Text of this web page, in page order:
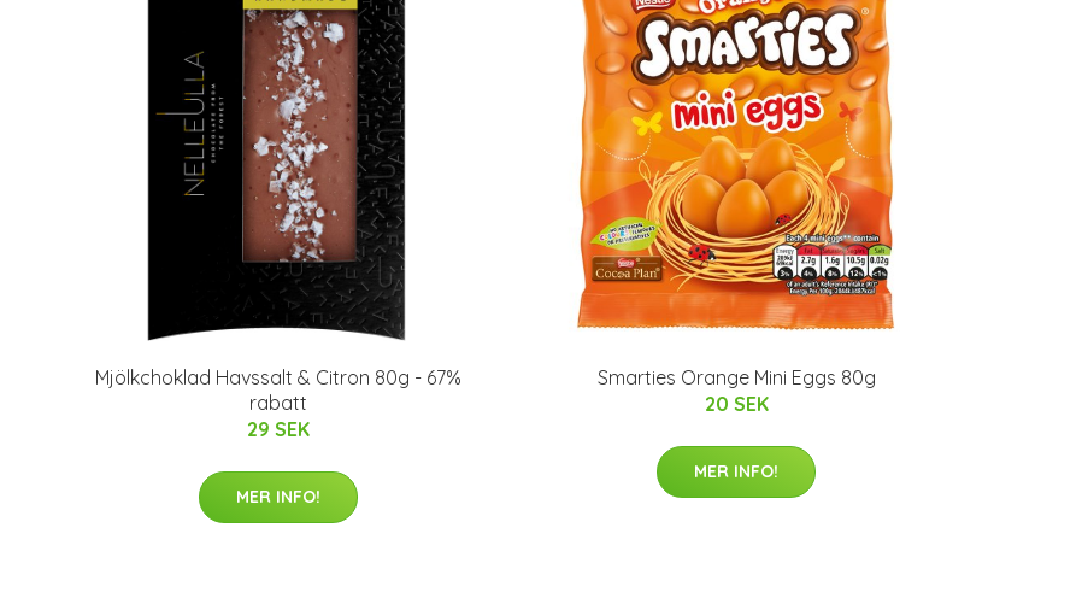
Mjölkchoklad Havssalt & Citron 80g - 67%
rabatt
29 SEK
MER INFO!
Smarties Orange Mini Eggs 80g
20 SEK
MER INFO!